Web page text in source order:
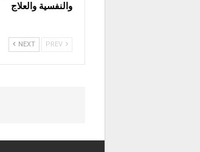
والنفسية والعلاج
NEXT